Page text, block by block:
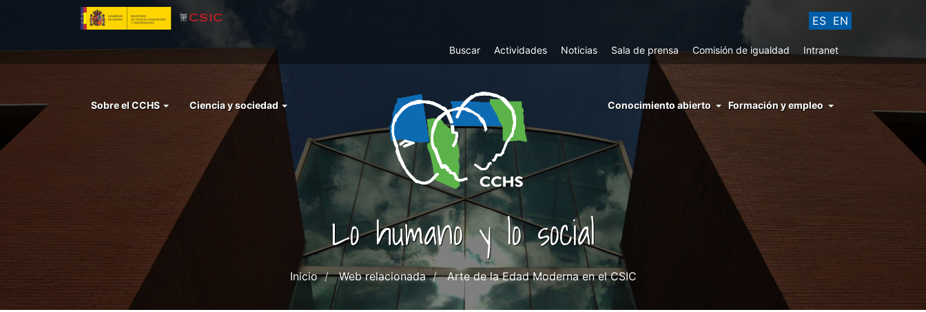
principal
ES EN
Top
Buscar Actividades Noticias Sala de prensa Comisión de igualdad Intranet
Menu
Sobre el CCHS Ciencia y sociedad
menu
conocimiento
abierto
Conocimiento abierto Formación y empleo
Lo humano y lo social
Inicio Web relacionada Arte de la Edad Moderna en el CSIC